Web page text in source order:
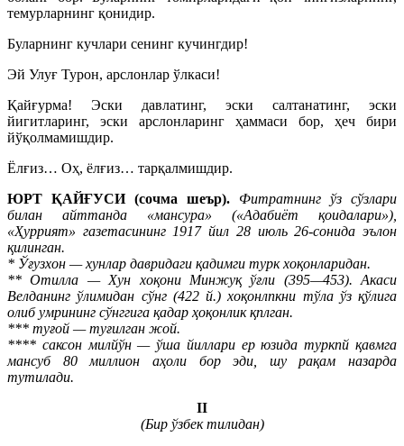
темурларнинг қонидир.
Буларнинг кучлари сенинг кучингдир!
Эй Улуғ Турон, арслонлар ўлкаси!
Қайғурма! Эски давлатинг, эски салтанатинг, эски
йигитларинг, эски арслонларинг ҳаммаси бор, ҳеч бири
йўқолмамишдир.
Ёлғиз… Оҳ, ёлғиз… тарқалмишдир.
ЮРТ ҚАЙҒУСИ (сочма шеър).
Фитратнинг ўз сўзлари
билан айттанда «мансура» («Адабиёт қоидалари»),
«Ҳуррият» газетасининг 1917 йил 28 июль 26-сонида эълон
қилинган.
* Ўғузхон — хунлар давридаги қадимги турк хоқонларидан.
** Отилла — Хун хоқони Минжуқ ўғли (395—453). Акаси
Велданинг ўлимидан сўнг (422 й.) хоқонлпкни тўла ўз қўлига
олиб умрининг сўнггига қадар ҳоқонлик қплган.
*** туғой — туғилган жой.
**** саксон милйўн — ўша йиллари ер юзида туркпй қавмга
мансуб 80 миллион аҳоли бор эди, шу рақам назарда
тутилади.
II
(Бир ўзбек тилидан)